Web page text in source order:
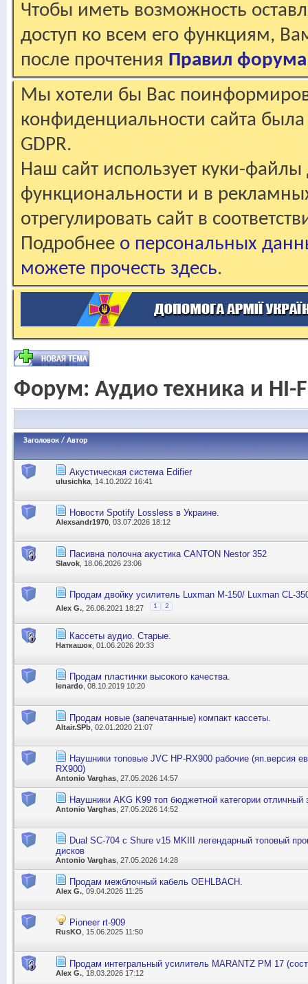
Чтобы иметь возможность
доступ ко всем его функциям,
после прочтения Правил форума
Мы хотели бы Вас
конфиденциальности сайта
GDPR.
Наш сайт использует куки-файлы
функциональности и в
отрегулировать сайт в
Подробнее о персональных
можете прочесть здесь.
Форум: Аудио техника и HI-
Заголовок / Автор
Акустическая система Edifіer
ulusichka , 14.10.2022 16:41
Новости Spotify Lossless в Украине.
Alexsandr1970, 03.07.2026 18:12
Пасивна полочна акустика CANTON Nestor 352
Slavok , 18.06.2026 23:06
Продам двойку усилитель Luxman M-150/ Luxman CL-
Alex G. , 26.06.2021 18:27 1 2
Кассеты аудио. Старые.
Наткашок , 01.06.2026 20:33
Продам пластинки высокого качества.
lenardo , 08.10.2019 10:20
Продам новые (запечатанные) компакт кассеты.
Altair.SPb , 02.01.2020 21:07
Наушники топовые JVC HP-RX900 рабочие (яп.версия
RX900)
Antonio Varghas , 27.05.2026 14:57
Наушники AKG K99 топ бюджетной категории отличный
Antonio Varghas , 27.05.2026 14:52
Dual SC-704 с Shure v15 MKIII легендарный топовый
дисков
Antonio Varghas , 27.05.2026 14:28
Продам межблочный кабель OEHLBACH.
Alex G. , 09.04.2026 11:25
Pioneer rt-909
RusKO , 15.06.2025 11:50
Продам интегральный усилитель MARANTZ PM 17
Alex G. , 18.03.2026 17:12